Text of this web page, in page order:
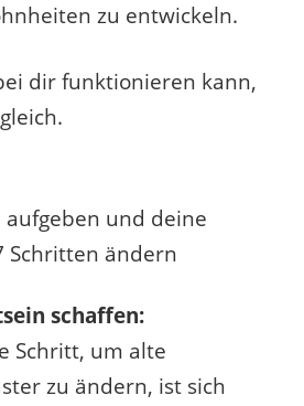
zu entwickeln.
dir funktionieren kann,
und deine
Schritten ändern
schaffen:
Schritt, um alte
zu ändern, ist sich